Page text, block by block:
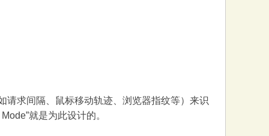
请求间隔、鼠标移动轨迹、浏览器指纹等）来识
就是为此设计的。